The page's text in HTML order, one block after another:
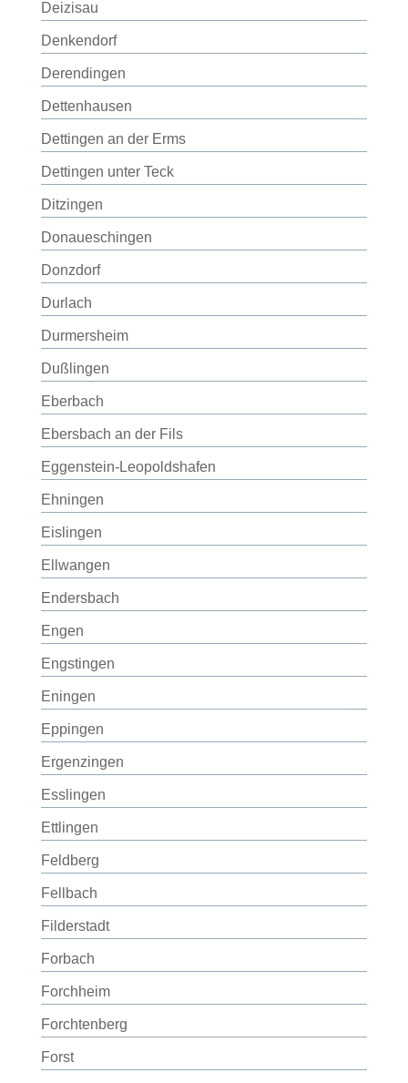
Deizisau
Denkendorf
Derendingen
Dettenhausen
Dettingen an der Erms
Dettingen unter Teck
Ditzingen
Donaueschingen
Donzdorf
Durlach
Durmersheim
Dußlingen
Eberbach
Ebersbach an der Fils
Eggenstein-Leopoldshafen
Ehningen
Eislingen
Ellwangen
Endersbach
Engen
Engstingen
Eningen
Eppingen
Ergenzingen
Esslingen
Ettlingen
Feldberg
Fellbach
Filderstadt
Forbach
Forchheim
Forchtenberg
Forst